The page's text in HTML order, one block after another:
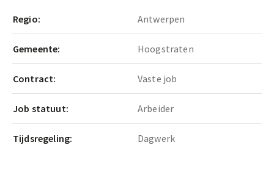
Regio: Antwerpen
Gemeente: Hoogstraten
Contract: Vaste job
Job statuut: Arbeider
Tijdsregeling: Dagwerk